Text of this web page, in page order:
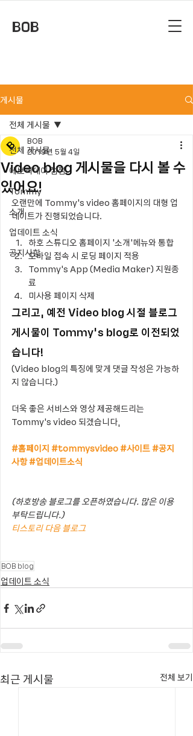
BOB
게시물
전체 게시물
에브리데이 잼잼
Tommy
소개
업데이트 소식
공지사항
전체 게시물
Video blog 게시물을 다시 볼 수
있어요!
BOB
2019년 5월 4일
오랜만에 Tommy's video 홈페이지의 대형 업
데이트가 진행되었습니다.
하호 스튜디오 홈페이지 '소개'메뉴와 통합
모바일 접속 시 로딩 페이지 적용
Tommy's App (Media Maker) 지원종
료
미사용 페이지 삭제
그리고, 예전 Video blog 시절 블로그
게시물이 Tommy's blog로 이전되었
습니다!
(Video blog의 특징에 맞게 댓글 작성은 가능하
지 않습니다.)
더욱 좋은 서비스와 영상 제공해드리는
Tommy's video 되겠습니다,
#홈페이지 #tommysvideo#사이트#공지
사항#업데이트소식
(하호방송 블로그를 오픈하였습니다. 많은 이용
부탁드립니다.)
티스토리 다음 블로그
BOB blog
업데이트 소식
최근 게시물 전체 보기